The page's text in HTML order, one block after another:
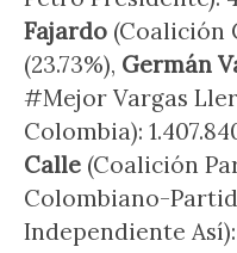
Fajardo (Coalición
(23.73%), Germán
#Mejor Vargas
Colombia):
Calle (Coalición
Colombiano-
Independiente Así):